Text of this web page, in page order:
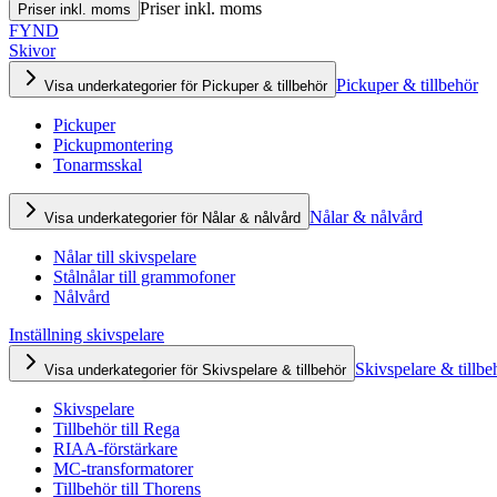
Priser inkl. moms Priser inkl. moms
FYND
Skivor
Visa underkategorier för Pickuper & tillbehör Pickuper & tillbehör
Pickuper
Pickupmontering
Tonarmsskal
Visa underkategorier för Nålar & nålvård Nålar & nålvård
Nålar till skivspelare
Stålnålar till grammofoner
Nålvård
Inställning skivspelare
Visa underkategorier för Skivspelare & tillbehör Skivspelare &
Skivspelare
Tillbehör till Rega
RIAA-förstärkare
MC-transformatorer
Tillbehör till Thorens